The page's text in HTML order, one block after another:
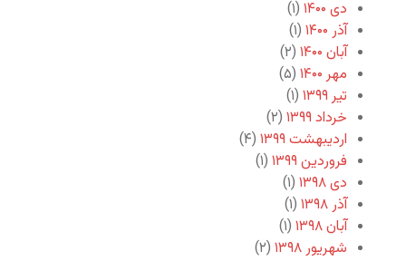
دی ۱۴۰۰
(۱)
آذر ۱۴۰۰
(۱)
آبان ۱۴۰۰
(۲)
مهر ۱۴۰۰
(۵)
تیر ۱۳۹۹
(۱)
خرداد ۱۳۹۹
(۲)
اردیبهشت ۱۳۹۹
(۴)
فروردین ۱۳۹۹
(۱)
دی ۱۳۹۸
(۱)
آذر ۱۳۹۸
(۱)
آبان ۱۳۹۸
(۱)
شهریور ۱۳۹۸
(۲)